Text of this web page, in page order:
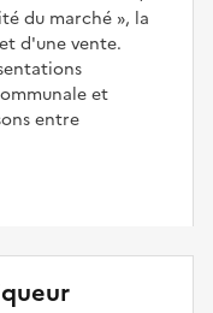
du marché , la
d'une vente.
et
entre